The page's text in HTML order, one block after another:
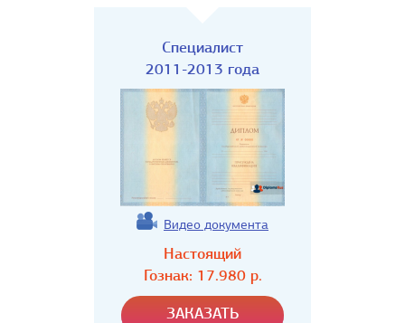
Специалист
2011-2013 года
Видео документа
Настоящий
Гознак: 17.980р.